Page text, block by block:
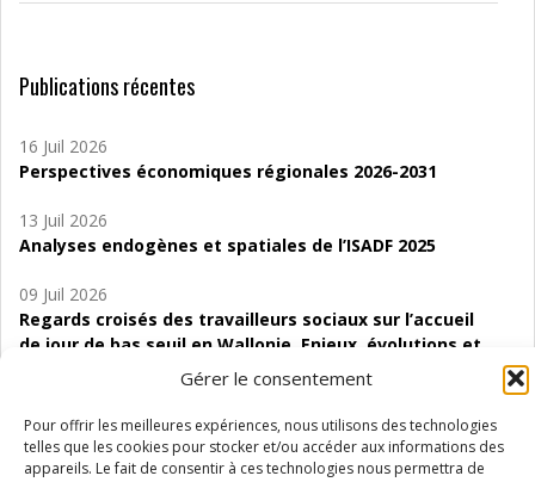
Gérer le consentement
Pour offrir les meilleures expériences, nous utilisons des technologies
telles que les cookies pour stocker et/ou accéder aux informations des
appareils. Le fait de consentir à ces technologies nous permettra de
Publications récentes
16 Juil 2026
Perspectives économiques régionales 2026-2031
13 Juil 2026
Analyses endogènes et spatiales de l’ISADF 2025
09 Juil 2026
Regards croisés des travailleurs sociaux sur l’accueil
de jour de bas seuil en Wallonie. Enjeux, évolutions et
06 Juil 2026
Étude d’évaluabilité des Structures
d’accompagnement à l’autocréation d’emploi (SAACE)